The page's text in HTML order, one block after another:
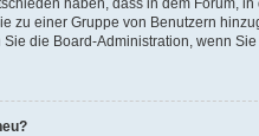
haben, dass in dem Forum,
zu einer Gruppe von Benutzern
die Board-Administration, wenn